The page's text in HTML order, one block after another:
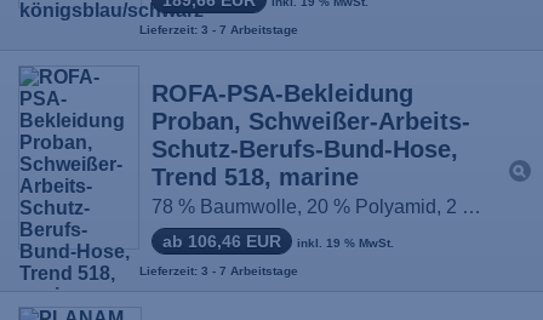
Lieferzeit: 3 - 7 Arbeitstage
ROFA-PSA-Bekleidung
Proban, Schweißer-Arbeits-
Schutz-Berufs-Bund-Hose,
Trend 518, marine
78 % Baumwolle, 20 % Polyamid, 2 % sonstige Fasern, Größe: 44-66 / 90-114
ab 106,46 EUR inkl. 19 % MwSt.
Lieferzeit: 3 - 7 Arbeitstage